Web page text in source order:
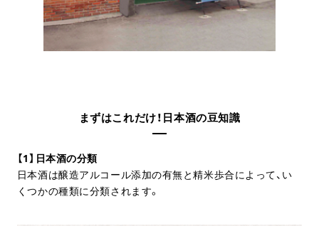
まずはこれだけ！日本酒の豆知識
【1】日本酒の分類
日本酒は醸造アルコール添加の有無と精米歩合によって、い
くつかの種類に分類されます。